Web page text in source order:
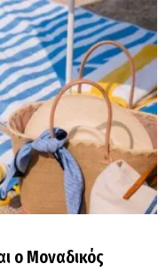
ο Μοναδικός